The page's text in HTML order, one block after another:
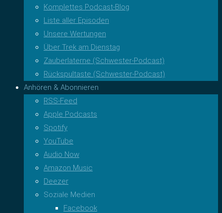
Komplettes Podcast-Blog
Liste aller Episoden
Unsere Wertungen
Über Trek am Dienstag
Zauberlaterne (Schwester-Podcast)
Rückspultaste (Schwester-Podcast)
Anhören & Abonnieren
RSS-Feed
Apple Podcasts
Spotify
YouTube
Audio Now
Amazon Music
Deezer
Soziale Medien
Facebook